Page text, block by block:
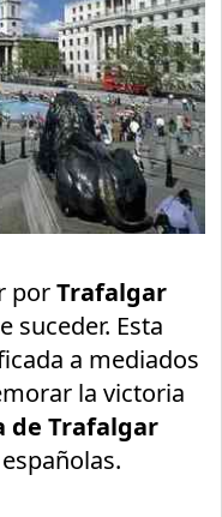
porTrafalgar
suceder. Esta
a mediados
la victoria
de Trafalgar